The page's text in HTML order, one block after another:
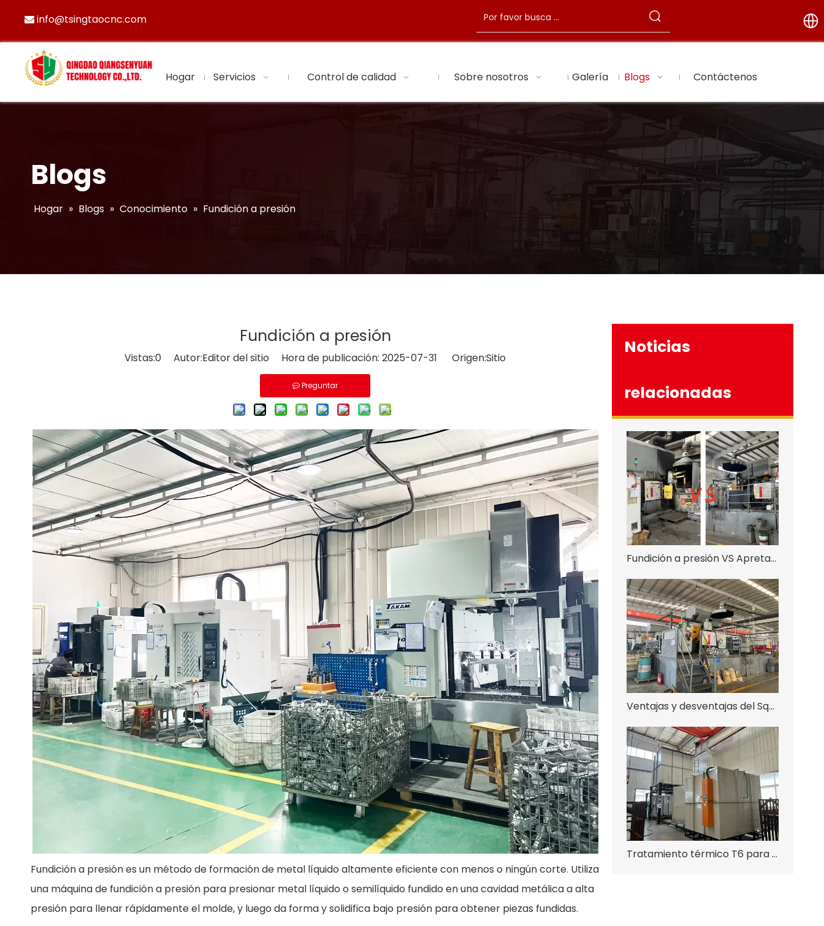
 info@tsingtaocnc.com
Hogar Servicios Control de calidad Sobre nosotros Galería Blogs Contáctenos
Blogs
Hogar » Blogs » Conocimiento » Fundición a presión
Fundición a presión
Vistas:0 Autor:Editor del sitio Hora de publicación: 2025-07-31 Origen:Sitio
Preguntar
Fundición a presión es un método de formación de metal líquido altamente eficiente con menos o ningún corte. Utiliza
una máquina de fundición a presión para presionar metal líquido o semilíquido fundido en una cavidad metálica a alta
presión para llenar rápidamente el molde, y luego da forma y solidifica bajo presión para obtener piezas fundidas.
Noticias
relacionadas
Fundición a presión VS Apretar Fundición a presión
Ventajas y desventajas del Squeeze Casting
Tratamiento térmico T6 para fundición por compresión